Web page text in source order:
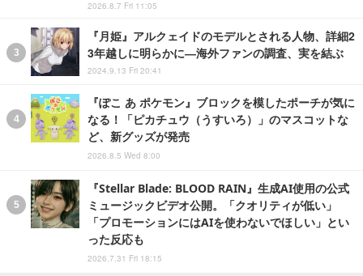
2026.8.7 Fri 11:05
『月姫』アルクェイドのモデルとされる人物、詳細2
3年越しに明らかに―海外ファンの調査、実を結ぶ
2024.9.13 Fri 20:41
『ぽこ あ ポケモン』ブロックを模したポーチが気に
なる！「ピカチュウ（うすいろ）」のマスコットな
ど、新グッズが発売
2026.8.5 Wed 8:00
『Stellar Blade: BLOOD RAIN』生成AI使用の公式
ミュージックビデオ公開。「クオリティが低い」
「プロモーションにはAIを使わないでほしい」とい
った反応も
2026.7.31 Fri 18:15